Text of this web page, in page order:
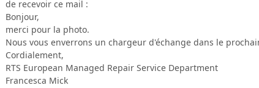
de recevoir ce mail :
Bonjour,
merci pour la photo.
Nous vous enverrons un chargeur d'échange dans le
Cordialement,
RTS European Managed Repair Service Department
Francesca Mick